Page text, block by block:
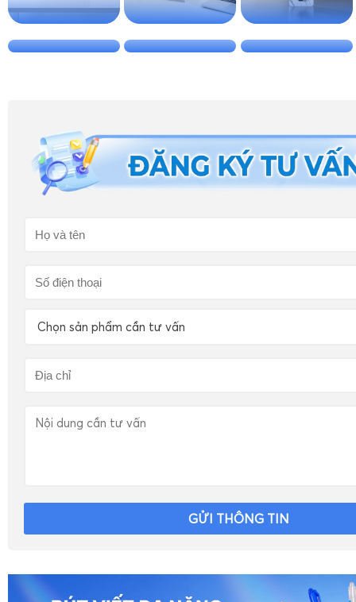
Chọn sản phẩm cần tư vấn
GỬI THÔNG TIN